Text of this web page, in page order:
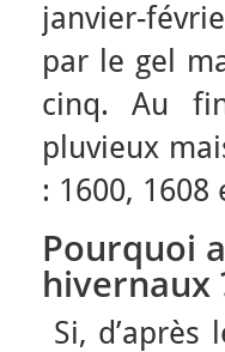
janvier-
par le gel
cinq. Au
pluvieux
: 1600, 1608
Pourquoi
hivernaux
Si,